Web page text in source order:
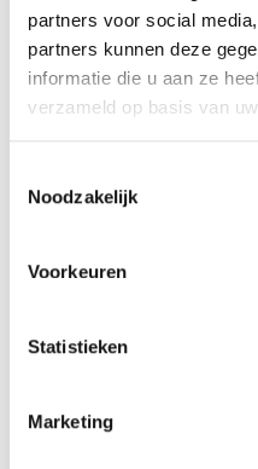
partners voor social
partners kunnen deze
informatie die u aan ze
verzameld op basis van
Noodzakelijk
Voorkeuren
Statistieken
Marketing
Christopher Stone